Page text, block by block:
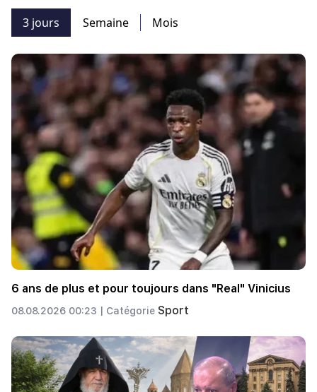
3 jours Semaine Mois
6 ans de plus et pour toujours dans "Real" Vinicius
08.08.2026 00:23 | Catégorie Sport